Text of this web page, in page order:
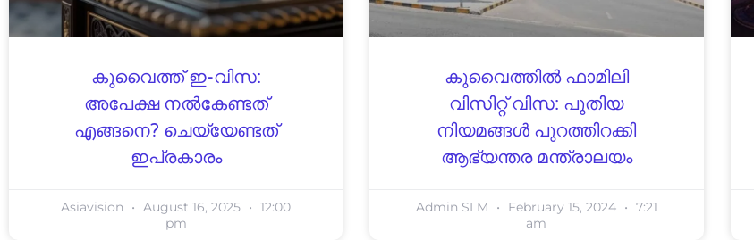
കുവൈത്ത് ഇ-വിസ:
അപേക്ഷ നൽകേണ്ടത്
എങ്ങനെ? ചെയ്യേണ്ടത്
ഇപ്രകാരം
Asiavision August 16, 2025
12:00
pm
കുവൈത്തിൽ ഫാമിലി
വിസിറ്റ് വിസ: പുതിയ
നിയമങ്ങൾ പുറത്തിറക്കി
ആഭ്യന്തര മന്ത്രാലയം
Admin SLM February 15, 2024
7:21
am